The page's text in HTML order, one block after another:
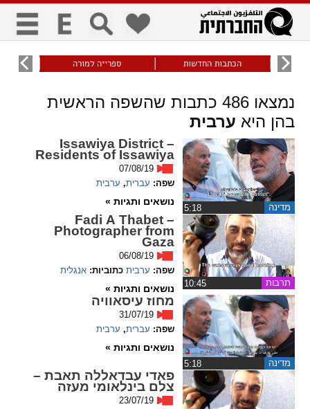
כללי
visibility_off
ביטול הבהובים ניווט מקלדת סימון כותרות
זום
zoom_out
התרחק
גופנים
remove_circle_outline
Decrease font
Increase font
גופן קריא
ניגודיות צבעים
הכתבות החדשות ספרייה למורה עוני
נמצאו486 כתבות שהשפה הראשית
בהן היא ערבית
מדינה
Issawiya District –
Residents of Issawiya
07/08/19
שפה: עברית, ערבית
נושאים ותגיות »
תרבות
Fadi A Thabet –
Photographer from
Gaza
06/08/19
שפה: ערבית כתוביות: אנגלית
נושאים ותגיות »
מדינה
מחוז עיסאוויה
31/07/19
שפה: עברית, ערבית
נושאים ותגיות »
פאדי עבדאללה תאבת –
צלם בינלאומי מעזה
23/07/19